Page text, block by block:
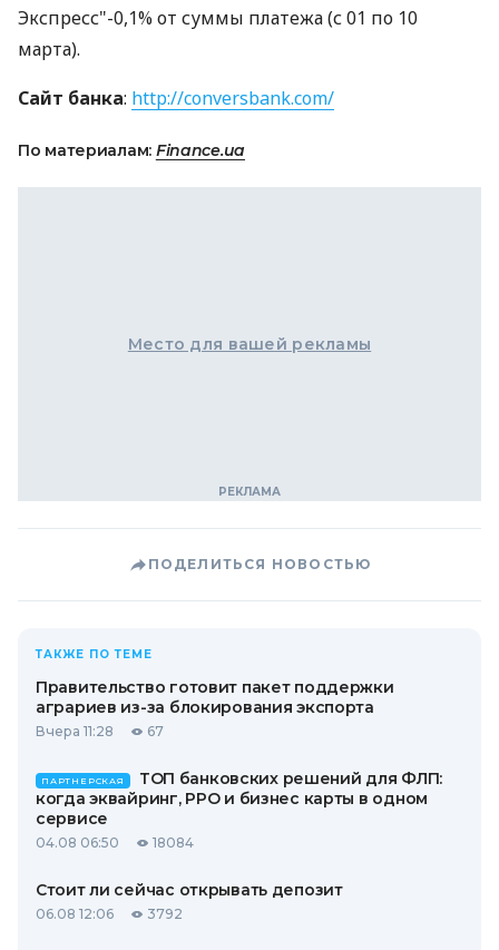
Экспресс"-0,1% от суммы платежа (с 01 по 10
марта).
Сайт банка: http://conversbank.com/
По материалам: Finance.ua
Место для вашей рекламы
ПОДЕЛИТЬСЯ НОВОСТЬЮ
ТАКЖЕ ПО ТЕМЕ
Правительство готовит пакет поддержки
аграриев из-за блокирования экспорта
Вчера 11:28 67
ПАРТНЕРСКАЯ
ТОП банковских решений для ФЛП:
когда эквайринг, РРО и бизнес карты в одном
сервисе
04.08 06:50 18084
Стоит ли сейчас открывать депозит
06.08 12:06 3792